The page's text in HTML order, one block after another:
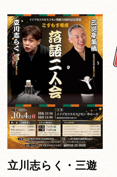
立川志らく・三遊